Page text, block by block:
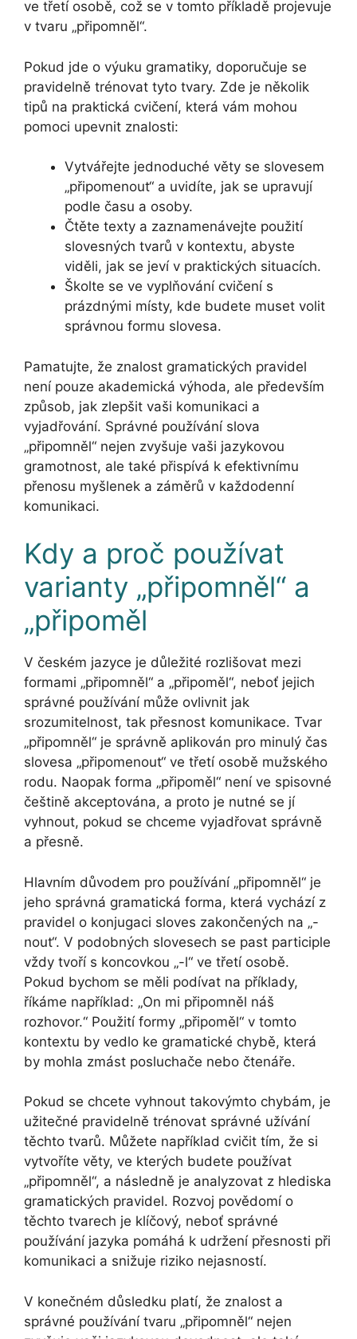
ve třetí osobě, což se v tomto příkladě projevuje
v tvaru „připomněl“.
Pokud jde o výuku gramatiky, doporučuje se
pravidelně trénovat tyto tvary. Zde je několik
tipů na praktická cvičení, která vám mohou
pomoci upevnit znalosti:
Vytvářejte jednoduché věty se slovesem
„připomenout“ a uvidíte, jak se upravují
podle času a osoby.
Čtěte texty a zaznamenávejte použití
slovesných tvarů v kontextu, abyste
viděli, jak se jeví v praktických situacích.
Školte se ve vyplňování cvičení s
prázdnými místy, kde budete muset volit
správnou formu slovesa.
Pamatujte, že znalost gramatických pravidel
není pouze akademická výhoda, ale především
způsob, jak zlepšit vaši komunikaci a
vyjadřování. Správné používání slova
„připomněl“ nejen zvyšuje vaši jazykovou
gramotnost, ale také přispívá k efektivnímu
přenosu myšlenek a záměrů v každodenní
komunikaci.
Kdy a proč používat
varianty „připomněl“ a
„připoměl
V českém jazyce je důležité rozlišovat mezi
formami „připomněl“ a „připoměl“, neboť jejich
správné používání může ovlivnit jak
srozumitelnost, tak přesnost komunikace. Tvar
„připomněl“ je správně aplikován pro minulý čas
slovesa „připomenout“ ve třetí osobě mužského
rodu. Naopak forma „připoměl“ není ve spisovné
češtině akceptována, a proto je nutné se jí
vyhnout, pokud se chceme vyjadřovat správně
a přesně.
Hlavním důvodem pro používání „připomněl“ je
jeho správná gramatická forma, která vychází z
pravidel o konjugaci sloves zakončených na „-
nout“. V podobných slovesech se past participle
vždy tvoří s koncovkou „-l“ ve třetí osobě.
Pokud bychom se měli podívat na příklady,
říkáme například: „On mi připomněl náš
rozhovor.“ Použití formy „připoměl“ v tomto
kontextu by vedlo ke gramatické chybě, která
by mohla zmást posluchače nebo čtenáře.
Pokud se chcete vyhnout takovýmto chybám, je
užitečné pravidelně trénovat správné užívání
těchto tvarů. Můžete například cvičit tím, že si
vytvoříte věty, ve kterých budete používat
„připomněl“, a následně je analyzovat z hlediska
gramatických pravidel. Rozvoj povědomí o
těchto tvarech je klíčový, neboť správné
používání jazyka pomáhá k udržení přesnosti při
komunikaci a snižuje riziko nejasností.
V konečném důsledku platí, že znalost a
správné používání tvaru „připomněl“ nejen